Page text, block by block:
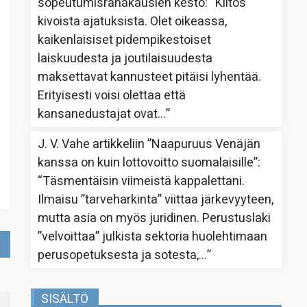
kivoista ajatuksista. Olet oikeassa,
kaikenlaisiset pidempikestoiset
laiskuudesta ja joutilaisuudesta
maksettavat kannusteet pitäisi lyhentää.
Erityisesti voisi olettaa että
kansanedustajat ovat…”
J. V. Vahe artikkeliin”Naapuruus Venäjän
kanssa on kuin lottovoitto suomalaisille”:
“Täsmentäisin viimeistä kappalettani.
Ilmaisu ”tarveharkinta” viittaa järkevyyteen,
mutta asia on myös juridinen. Perustuslaki
”velvoittaa” julkista sektoria huolehtimaan
perusopetuksesta ja sotesta,…”
SISÄLTÖ